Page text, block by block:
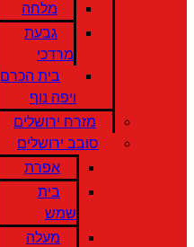
מלחה
גבעת
מרדכי
בית הכרם
ויפה נוף
מזרח ירושלים
סובב ירושלים
אפרת
בית
שמש
מעלה